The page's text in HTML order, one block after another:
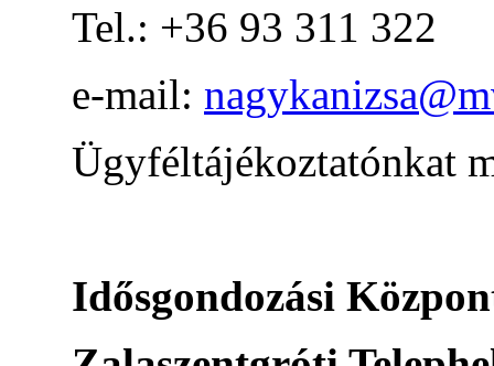
Tel.: +36 93 311 322
e-mail:
Ügyféltájékoztatónkat
Idősgondozási